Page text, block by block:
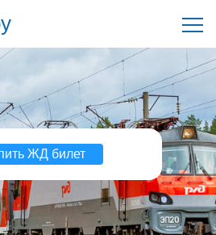
ЖД билет